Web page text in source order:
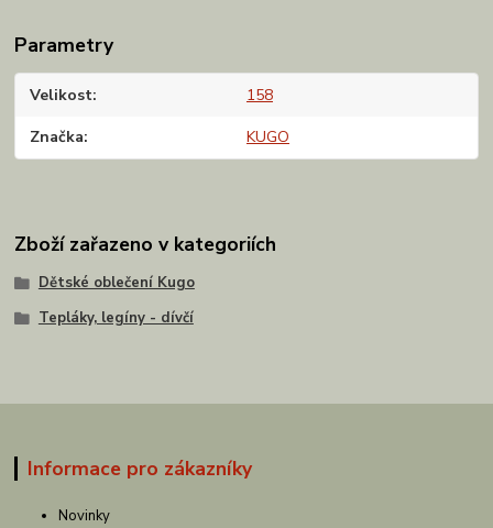
Parametry
Velikost 158
Značka KUGO
Zboží zařazeno v kategoriích
Dětské oblečení Kugo
Tepláky, legíny - dívčí
Informace pro zákazníky
Novinky